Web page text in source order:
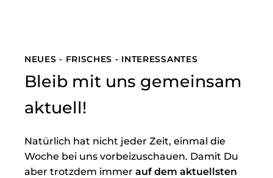
NEUES - FRISCHES - INTERESSANTES
Bleib mit uns gemeinsam
aktuell!
Natürlich hat nicht jeder Zeit, einmal die
Woche bei uns vorbeizuschauen. Damit Du
aber trotzdem immer auf dem aktuellsten